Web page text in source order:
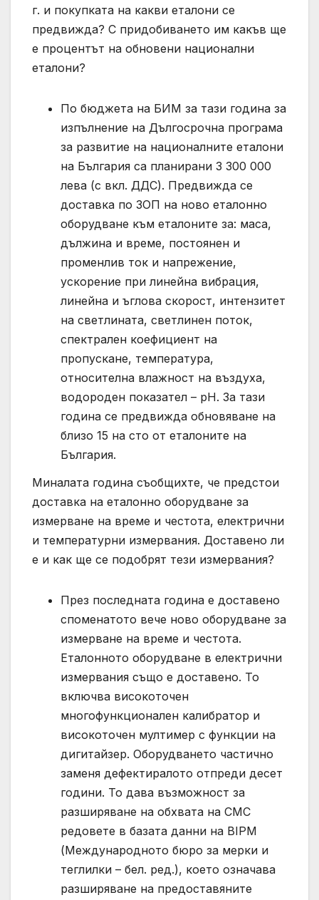
г. и покупката на какви еталони се
предвижда? С придобиването им какъв ще
е процентът на обновени национални
еталони?
По бюджета на БИМ за тази година за
изпълнение на Дългосрочна програма
за развитие на националните еталони
на България са планирани 3 300 000
лева (с вкл. ДДС). Предвижда се
доставка по ЗОП на ново еталонно
оборудване към еталоните за: маса,
дължина и време, постоянен и
променлив ток и напрежение,
ускорение при линейна вибрация,
линейна и ъглова скорост, интензитет
на светлината, светлинен поток,
спектрален коефициент на
пропускане, температура,
относителна влажност на въздуха,
водороден показател – pH. За тази
година се предвижда обновяване на
близо 15 на сто от еталоните на
България.
Миналата година съобщихте, че предстои
доставка на еталонно оборудване за
измерване на време и честота, електрични
и температурни измервания. Доставено ли
е и как ще се подобрят тези измервания?
През последната година е доставено
споменатото вече ново оборудване за
измерване на време и честота.
Еталонното оборудване в електрични
измервания също е доставено. То
включва високоточен
многофункционален калибратор и
високоточен мултимер с функции на
дигитайзер. Оборудването частично
заменя дефектиралото отпреди десет
години. То дава възможност за
разширяване на обхвата на СМС
редовете в базата данни на BIPM
(Международното бюро за мерки и
теглилки – бел. ред.), което означава
разширяване на предоставяните